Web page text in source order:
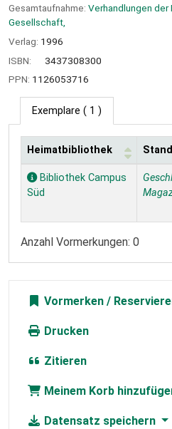
Gesamtaufnahme: Verhandlungen
Gesellschaft,
Verlag: 1996
ISBN:
3437308300
PPN: 1126053716
Exemplare ( 1 )
Exemplare
Heimatbibliothek
Bibliothek Campus
Süd
Anzahl Vormerkungen: 0
Vormerken
Drucken
Zitieren
Meinem Korb
Datensatz speichern